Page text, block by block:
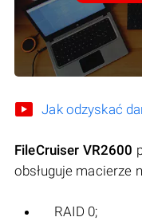
Jak odzyskać
FileCruiser VR2600
obsługuje macierze
RAID 0;